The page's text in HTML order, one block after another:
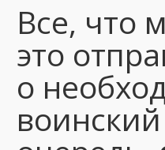
Все, что
это
о